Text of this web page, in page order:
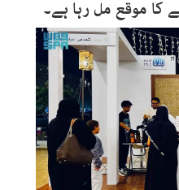
کا موقع مل رہا ہے۔